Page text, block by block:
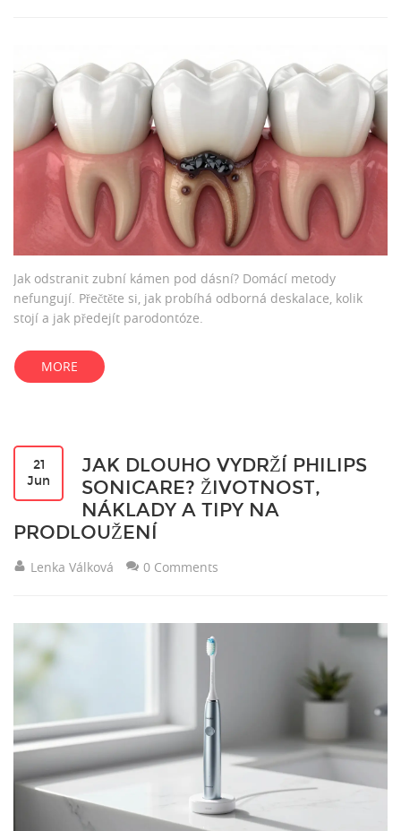
Jak odstranit zubní kámen pod dásní? Domácí metody
nefungují. Přečtěte si, jak probíhá odborná deskalace, kolik
stojí a jak předejít parodontóze.
MORE
21
Jun
JAK DLOUHO VYDRŽÍ PHILIPS
SONICARE? ŽIVOTNOST,
NÁKLADY A TIPY NA
PRODLOUŽENÍ
Lenka Válková 0 Comments